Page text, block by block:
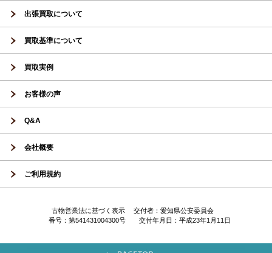
出張買取について
買取基準について
買取実例
お客様の声
Q&A
会社概要
ご利用規約
古物営業法に基づく表示 交付者：愛知県公安委員会
番号：第541431004300号 交付年月日：平成23年1月11日